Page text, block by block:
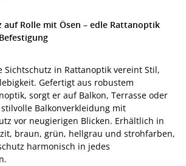
auf Rolle mit Ösen – edle Rattanoptik
Sichtschutz in Rattanoptik vereint Stil,
Gefertigt aus robustem
sorgt er auf Balkon, Terrasse oder
Balkonverkleidung mit
vor neugierigen Blicken. Erhältlich in
braun, grün, hellgrau und strohfarben,
harmonisch in jedes